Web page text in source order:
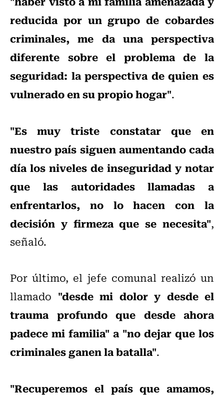
reducida por un grupo de cobardes
criminales, me da una perspectiva
diferente sobre el problema de la
seguridad: la perspectiva de quien es
vulnerado en su propio hogar".
"Es muy triste constatar que en
nuestro país siguen aumentando cada
día los niveles de inseguridad y notar
que las autoridades llamadas a
enfrentarlos, no lo hacen con la
decisión y firmeza que se necesita",
señaló.
Por último, el jefe comunal realizó un
llamado "desde mi dolor y desde el
trauma profundo que desde ahora
padece mi familia" a "no dejar que los
criminales ganen la batalla".
"Recuperemos el país que amamos,